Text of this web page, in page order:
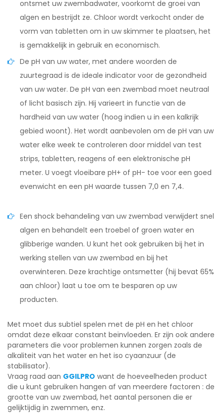
ontsmet uw zwembadwater, voorkomt de groei van
algen en bestrijdt ze. Chloor wordt verkocht onder de
vorm van tabletten om in uw skimmer te plaatsen, het
is gemakkelijk in gebruik en economisch.
De pH van uw water, met andere woorden de
zuurtegraad is de ideale indicator voor de gezondheid
van uw water. De pH van een zwembad moet neutraal
of licht basisch zijn. Hij varieert in functie van de
hardheid van uw water (hoog indien u in een kalkrijk
gebied woont). Het wordt aanbevolen om de pH van uw
water elke week te controleren door middel van test
strips, tabletten, reagens of een elektronische pH
meter. U voegt vloeibare pH+ of pH- toe voor een goed
evenwicht en een pH waarde tussen 7,0 en 7,4.
Een shock behandeling van uw zwembad verwijdert snel
algen en behandelt een troebel of groen water en
glibberige wanden. U kunt het ook gebruiken bij het in
werking stellen van uw zwembad en bij het
overwinteren. Deze krachtige ontsmetter (hij bevat 65%
aan chloor) laat u toe om te besparen op uw
producten.
Met moet dus subtiel spelen met de pH en het chloor
omdat deze elkaar constant beïnvloeden. Er zijn ook andere
parameters die voor problemen kunnen zorgen zoals de
alkaliteit van het water en het iso cyaanzuur (de
stabilisator).
Vraag raad aan GGILPRO want de hoeveelheden product
die u kunt gebruiken hangen af van meerdere factoren : de
grootte van uw zwembad, het aantal personen die er
gelijktijdig in zwemmen, enz.